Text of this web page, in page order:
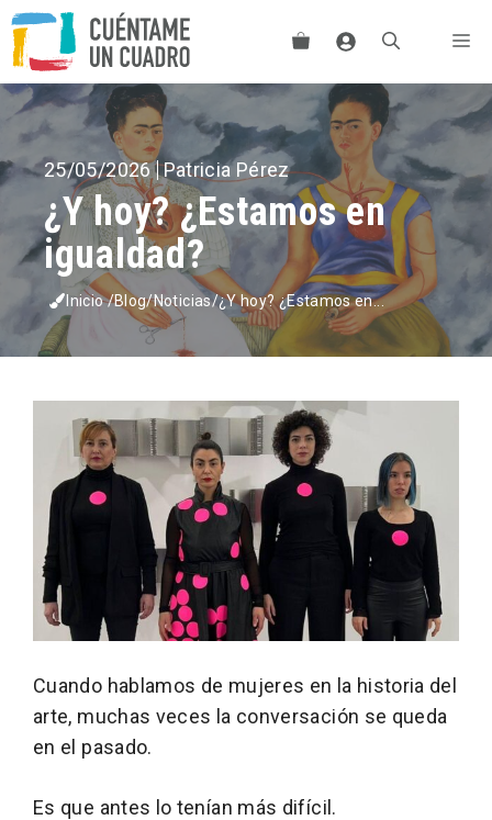
Saltar
al
contenido
25/05/2026 Patricia Pérez
¿Y hoy? ¿Estamos en
igualdad?
Inicio/Blog/Noticias/¿Y hoy? ¿Estamos en...
Cuando hablamos de mujeres en la historia del
arte, muchas veces la conversación se queda
en el pasado.
Es que antes lo tenían más difícil.